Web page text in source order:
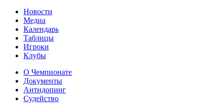
Новости
Медиа
Календарь
Таблицы
Игроки
Клубы
О Чемпионате
Документы
Антидопинг
Судейство